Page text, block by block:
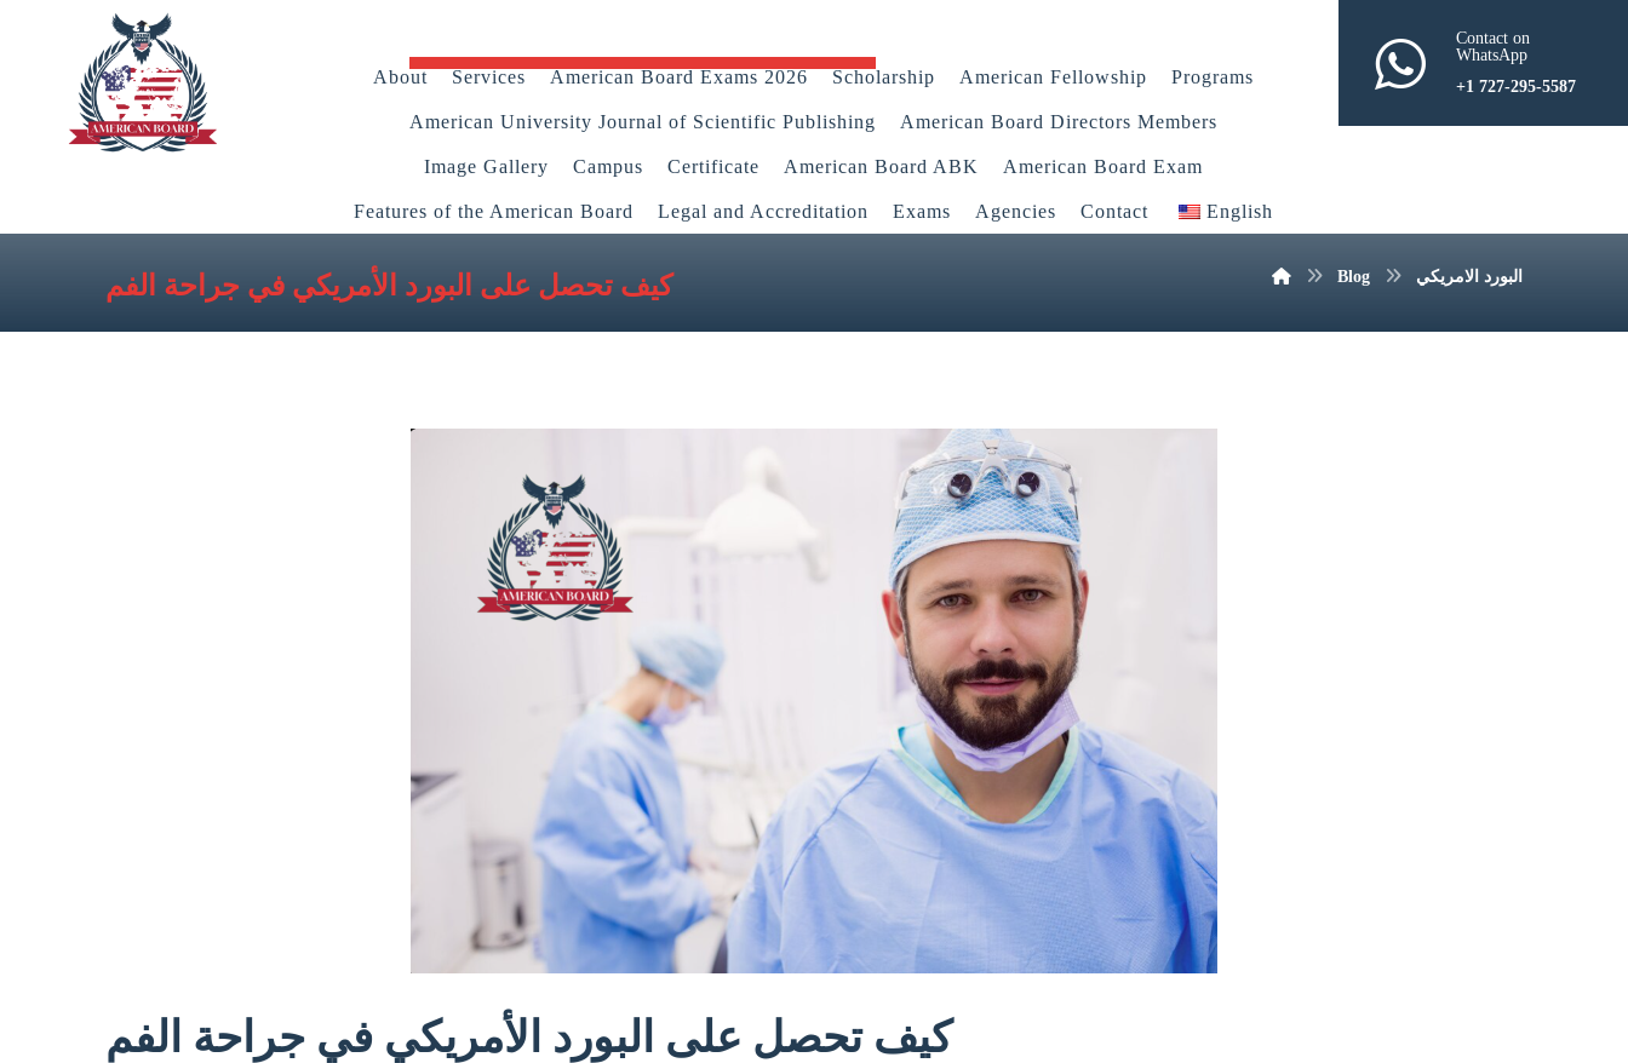
About Services American Board Exams 2026 Scholarship American Fellowship Programs
American University Journal of Scientific Publishing American Board Directors Members
Image Gallery Campus Certificate American Board ABK American Board Exam
Features of the American Board Legal and Accreditation Exams Agencies Contact English
Contact on
WhatsApp
+1 727-295-5587
كيف تحصل على البورد الأمريكي في جراحة الفم Blog البورد الامريكي
كيف تحصل على البورد الأمريكي في جراحة الفم